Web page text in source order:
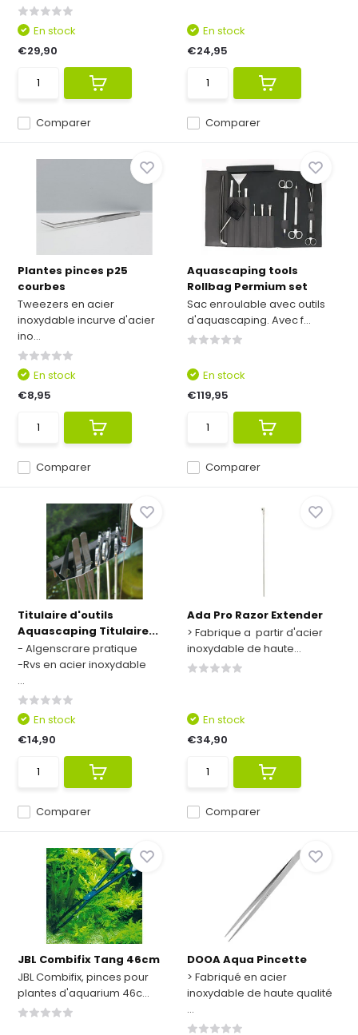
Comparer
En stock
€29,90
Comparer
En stock
€24,95
Plantes pinces p25
courbes
Tweezers en acier
inoxydable incurve d'acier
ino...
Comparer
En stock
€8,95
Aquascaping tools
Rollbag Permium set
Sac enroulable avec outils
d'aquascaping. Avec f...
Comparer
En stock
€119,95
Titulaire d'outils
Aquascaping Titulaire...
- Algenscrare pratique
-Rvs en acier inoxydable
...
Comparer
En stock
€14,90
Ada Pro Razor Extender
> Fabrique a partir d'acier
inoxydable de haute...
Comparer
En stock
€34,90
JBL Combifix Tang 46cm
JBL Combifix, pinces pour
plantes d'aquarium 46c...
DOOA Aqua Pincette
> Fabriqué en acier
inoxydable de haute qualité
...